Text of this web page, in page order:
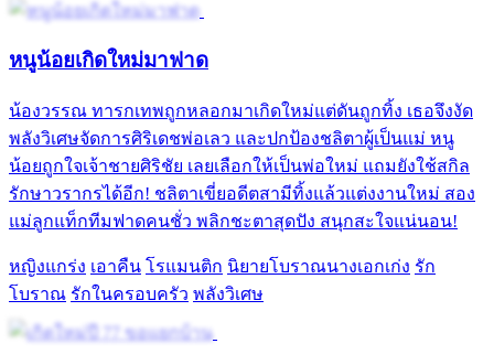
หนูน้อยเกิดใหม่มาฟาด
น้องวรรณ ทารกเทพถูกหลอกมาเกิดใหม่แต่ดันถูกทิ้ง เธอจึงงัด
พลังวิเศษจัดการศิริเดชพ่อเลว และปกป้องชลิตาผู้เป็นแม่ หนู
น้อยถูกใจเจ้าชายศิริชัย เลยเลือกให้เป็นพ่อใหม่ แถมยังใช้สกิล
รักษาวรากรได้อีก! ชลิตาเขี่ยอดีตสามีทิ้งแล้วแต่งงานใหม่ สอง
แม่ลูกแท็กทีมฟาดคนชั่ว พลิกชะตาสุดปัง สนุกสะใจแน่นอน!
หญิงแกร่ง เอาคืน โรแมนติก นิยายโบราณนางเอกเก่ง รัก
โบราณ รักในครอบครัว พลังวิเศษ